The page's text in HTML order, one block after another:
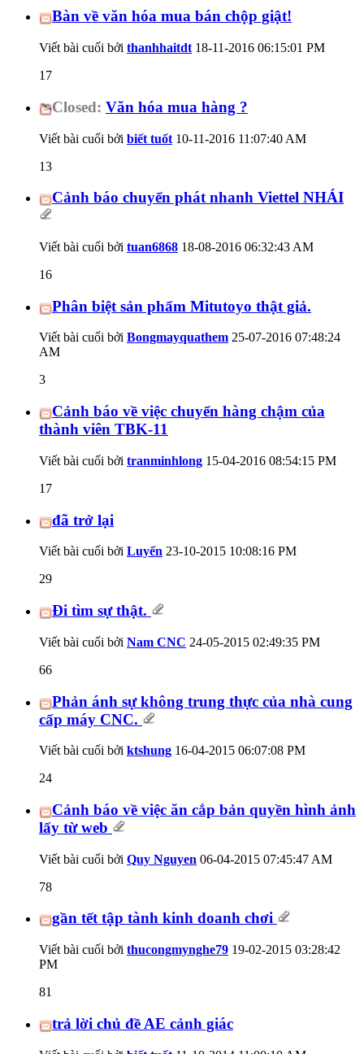
Bàn về văn hóa mua bán chộp giật!
Viết bài cuối bởi thanhhaitdt 18-11-2016 06:15:01 PM
17
Closed: Văn hóa mua hàng ?
Viết bài cuối bởi biết tuốt 10-11-2016 11:07:40 AM
13
Cảnh báo chuyển phát nhanh Viettel NHÁI
Viết bài cuối bởi tuan6868 18-08-2016 06:32:43 AM
16
Phân biệt sản phẩm Mitutoyo thật giả.
Viết bài cuối bởi Bongmayquathem 25-07-2016 07:48:24
AM
3
Cảnh báo về việc chuyển hàng chậm của
thành viên TBK-11
Viết bài cuối bởi tranminhlong 15-04-2016 08:54:15 PM
17
đã trở lại
Viết bài cuối bởi Luyến 23-10-2015 10:08:16 PM
29
Đi tìm sự thật.
Viết bài cuối bởi Nam CNC 24-05-2015 02:49:35 PM
66
Phản ánh sự không trung thực của nhà cung
cấp máy CNC.
Viết bài cuối bởi ktshung 16-04-2015 06:07:08 PM
24
Cảnh báo về việc ăn cắp bản quyền hình ảnh
lấy từ web
Viết bài cuối bởi Quy Nguyen 06-04-2015 07:45:47 AM
78
gần tết tập tành kinh doanh chơi
Viết bài cuối bởi thucongmynghe79 19-02-2015 03:28:42
PM
81
trả lời chủ đề AE cảnh giác